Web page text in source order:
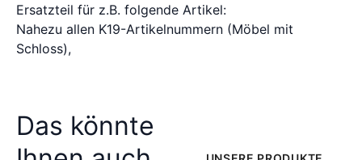
Ersatzteil für z.B. folgende Artikel:
Nahezu allen K19-Artikelnummern (Möbel mit
Schloss),
Das könnte